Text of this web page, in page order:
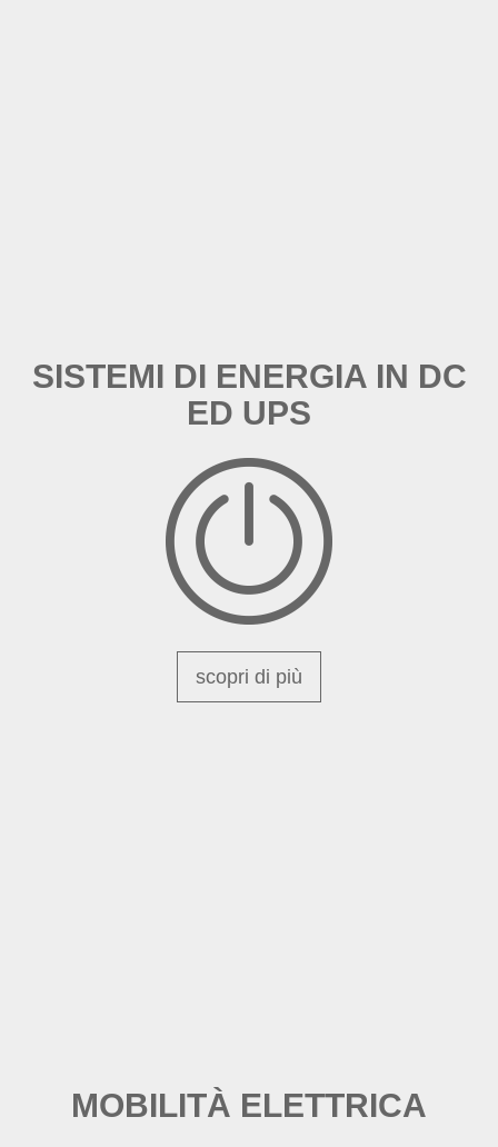
SISTEMI DI ENERGIA IN DC
ED UPS
scopri di più
MOBILITÀ ELETTRICA